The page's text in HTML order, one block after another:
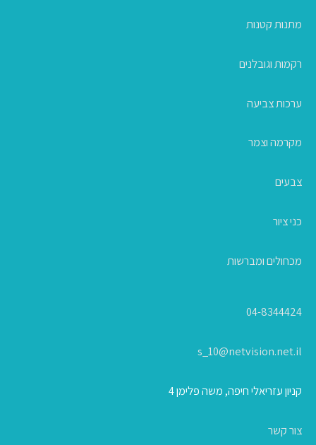
מתנות קטנות
רקמות וגובלנים
ערכות צביעה
מקרמה וצמר
צבעים
כני ציור
מכחולים ומברשות
04-8344424
s_10@netvision.net.il
קניון עזריאלי חיפה, משה פלימן 4
צור קשר